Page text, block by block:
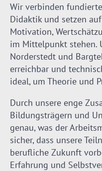
Wir verbinden
Didaktik und setzen
Motivation,
im Mittelpunkt stehen.
Norderstedt und
erreichbar und
ideal, um Theorie und
Durch unsere enge
Bildungsträgern und
genau, was der
sicher, dass unsere
berufliche Zukunft
Erfahrung und